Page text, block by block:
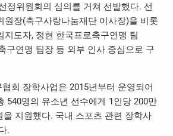
정위원회의 심의를 거쳐 선발했다. 선
원장(축구사랑나눔재단 이사장)을 비롯
지도자, 정현 한국프로축구연맹 팀
구연맹 팀장 등 외부 인사 중심으로 구
회 장학사업은 2015년부터 운영되어
540명의 유소년 선수에게 1인당 200만
을 지원했다. 국내 스포츠 관련 장학사
.